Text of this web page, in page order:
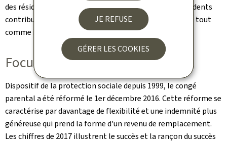
JE REFUSE
GÉRER LES COOKIES
des résidents et 34,5% des non-résidents. Ces non-résidents
contribuent au système national de protection sociale tout
comme ils en bénéficient.
Focus sur le congé parental
Dispositif de la protection sociale depuis 1999, le congé
parental a été réformé le 1er décembre 2016. Cette réforme se
caractérise par davantage de flexibilité et une indemnité plus
généreuse qui prend la forme d'un revenu de remplacement.
Les chiffres de 2017 illustrent le succès et la rançon du succès